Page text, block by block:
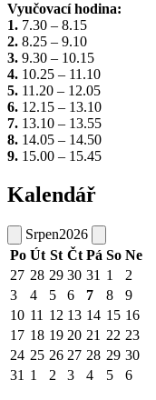
Vyučovací hodina:
1. 7.30 – 8.15
2. 8.25 – 9.10
3. 9.30 – 10.15
4. 10.25 – 11.10
5. 11.20 – 12.05
6. 12.15 – 13.10
7. 13.10 – 13.55
8. 14.05 – 14.50
9. 15.00 – 15.45
Kalendář
Srpen2026
Po Út St Čt Pá So Ne
27 28 29 30 31 1
2
3
4 5 6 7 8
9
10 11 12 13 14 15 16
17 18 19 20 21 22 23
24 25 26 27 28 29 30
31 1 2 3 4 5 6